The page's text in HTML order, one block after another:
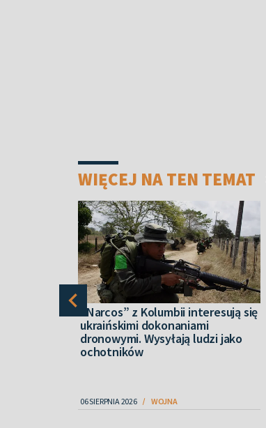
WIĘCEJ NA TEN TEMAT
“Narcos” z Kolumbii interesują się
ukraińskimi dokonaniami
dronowymi. Wysyłają ludzi jako
ochotników
06 SIERPNIA 2026 WOJNA